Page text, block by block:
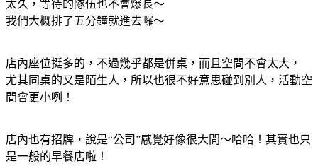
太久，等待的隊伍也不會爆長～
我們大概排了五分鐘就進去囉～
店內座位挺多的，不過幾乎都是併桌，而且空間不會太大，
尤其同桌的又是陌生人，所以也很不好意思碰到別人，活動空
間會更小咧！
店內也有招牌，說是“公司”感覺好像很大間～哈哈！其實也只
是一般的早餐店啦！